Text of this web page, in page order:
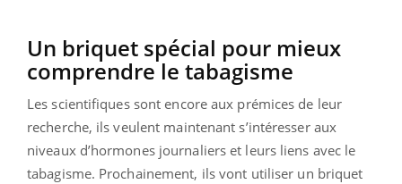
Un briquet spécial pour mieux
comprendre le tabagisme
Les scientifiques sont encore aux prémices de leur
recherche, ils veulent maintenant s’intéresser aux
niveaux d’hormones journaliers et leurs liens avec le
tabagisme. Prochainement, ils vont utiliser un briquet